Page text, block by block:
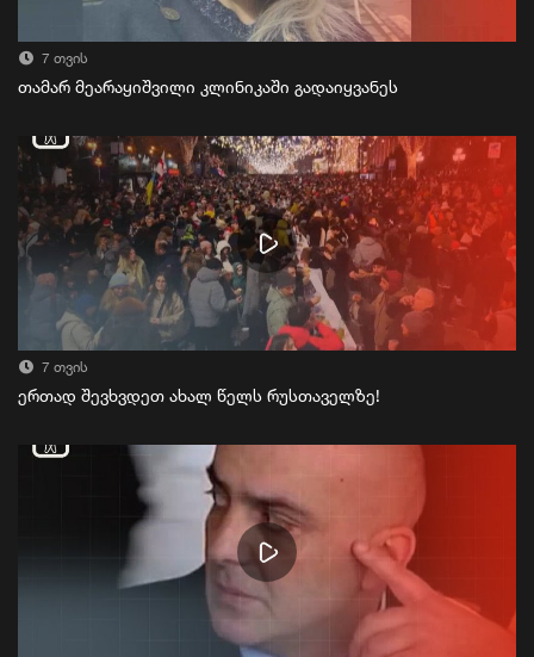
7 თვის
თამარ მეარაყიშვილი კლინიკაში გადაიყვანეს
7 თვის
ერთად შევხვდეთ ახალ წელს რუსთაველზე!